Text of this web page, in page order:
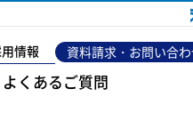
情報 資料請求・お問い合
よくあるご質問